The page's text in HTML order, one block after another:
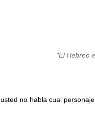
"El Hebreo
usted no habla cual personaje